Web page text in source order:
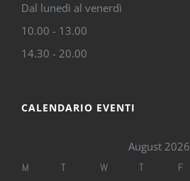
Dal lunedì al venerdì
10.00 - 13.00
14.30 - 20.00
CALENDARIO EVENTI
August 2026
M T W T F